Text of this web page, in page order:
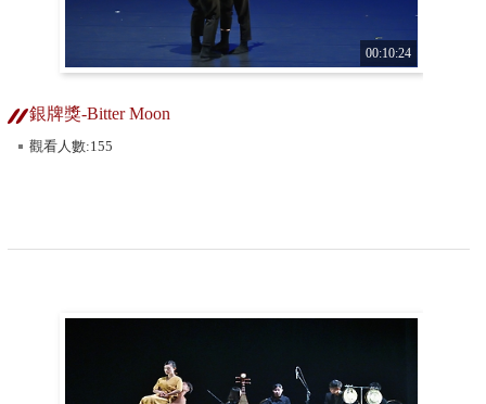
00:10:24
銀牌獎-Bitter Moon
觀看人數:155